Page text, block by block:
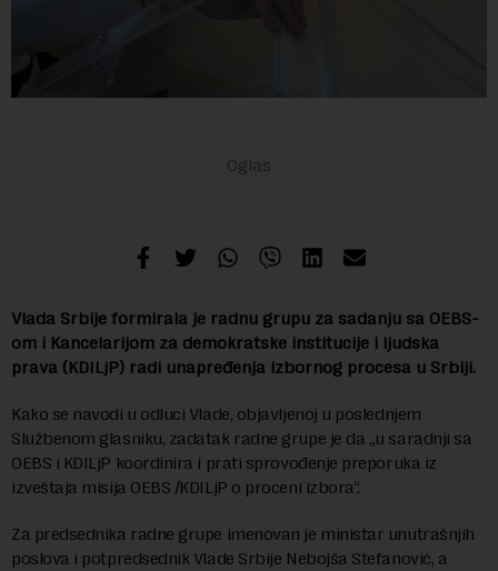
Vlada Srbije formirala je radnu grupu za sadanju sa OEBS-
om i Kancelarijom za demokratske institucije i ljudska
prava (KDILjP) radi unapređenja izbornog procesa u Srbiji.
Kako se navodi u odluci Vlade, objavljenoj u poslednjem
Službenom glasniku, zadatak radne grupe je da „u saradnji sa
OEBS i KDILjP koordinira i prati sprovođenje preporuka iz
izveštaja misija OEBS /KDILjP o proceni izbora“.
Za predsednika radne grupe imenovan je ministar unutrašnjih
poslova i potpredsednik Vlade Srbije Nebojša Stefanović, a